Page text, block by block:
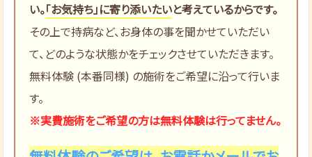
い。「お気持ち」に寄り添いたいと考えているからです。
その上で持病など、お身体の事を聞かせていただい
て、どのような状態かをチェックさせていただきます。
無料体験 (本番同様) の施術をご希望に沿って行いま
す。
※実費施術をご希望の方は無料体験は行ってません。